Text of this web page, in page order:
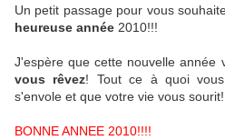
Un petit passage pour vous
heureuse année 2010!!!
J'espère que cette nouvelle année
vous rêvez! Tout ce à quoi
s'envole et que votre vie vous
BONNE ANNEE 2010!!!!